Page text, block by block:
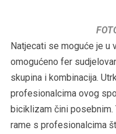
Natjecati se moguće je u
omogućeno fer
skupina i kombinacija.
profesionalcima ovog
biciklizam čini posebnim.
rame s profesionalcima